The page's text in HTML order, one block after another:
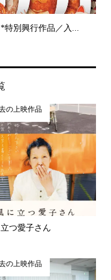
別興行作品／入...
の上映作品
つ愛子さん
の上映作品